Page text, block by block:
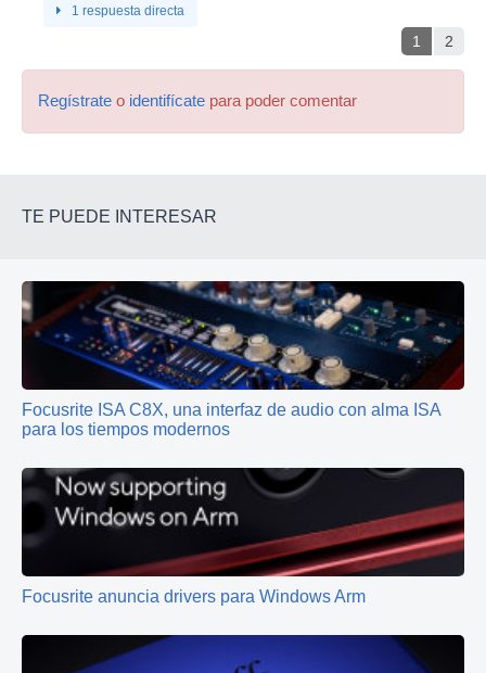
1 respuesta directa
1 2
Regístrate o identifícate para poder comentar
TE PUEDE INTERESAR
Focusrite ISA C8X, una interfaz de audio con alma ISA
para los tiempos modernos
Focusrite anuncia drivers para Windows Arm